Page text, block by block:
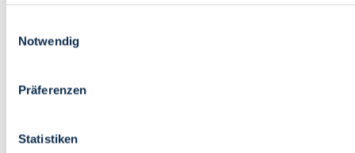
Notwendig
Präferenzen
Statistiken